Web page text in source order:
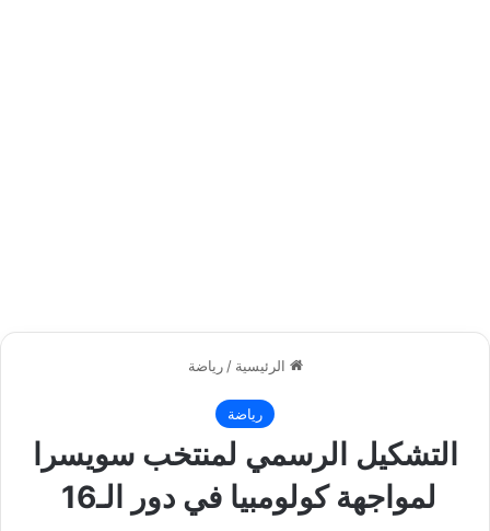
الرئيسية / رياضة
رياضة
التشكيل الرسمي لمنتخب سويسرا
لمواجهة كولومبيا في دور الـ16